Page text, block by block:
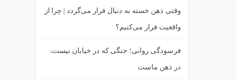
وقتی ذهن خسته به دنبال فرار می‌گردد | چرا از
واقعیت فرار می‌کنیم؟
فرسودگی روانی؛ جنگی که در خیابان نیست،
در ذهن ماست